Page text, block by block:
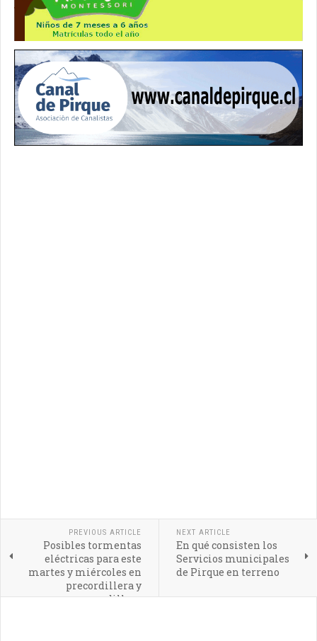
PREVIOUS ARTICLE
Posibles tormentas
eléctricas para este
martes y miércoles en
precordillera y
cordillera
NEXT ARTICLE
En qué consisten los
Servicios municipales
de Pirque en terreno